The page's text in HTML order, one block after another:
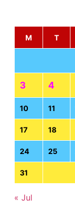
M
T
3 4
10 11
17 18
24 25
31
« Jul